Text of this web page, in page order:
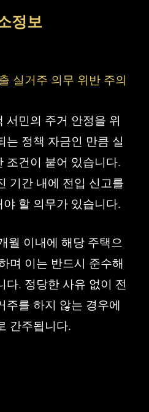
정보
실거주 의무 위반 주의
서민의 주거 안정을 위
는 정책 자금인 만큼 실
조건이 붙어 있습니다.
기간 내에 전입 신고를
할 의무가 있습니다.
월 이내에 해당 주택으
며 이는 반드시 준수해
다. 정당한 사유 없이 전
주를 하지 않는 경우에
간주됩니다.